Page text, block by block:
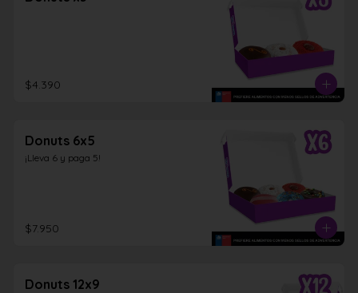
$4.390
Donuts 6x5
¡Lleva 6 y paga 5!
$7.950
Donuts 12x9